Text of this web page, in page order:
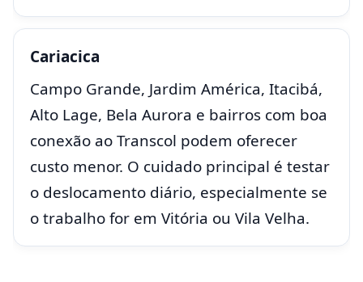
Cariacica
Campo Grande, Jardim América, Itacibá,
Alto Lage, Bela Aurora e bairros com boa
conexão ao Transcol podem oferecer
custo menor. O cuidado principal é testar
o deslocamento diário, especialmente se
o trabalho for em Vitória ou Vila Velha.